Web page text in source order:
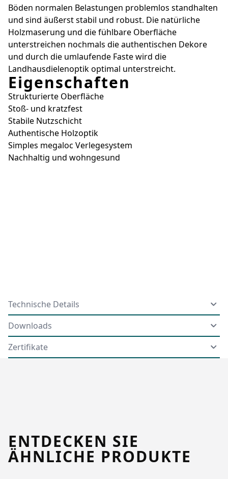
Böden normalen Belastungen problemlos standhalten
und sind äußerst stabil und robust. Die natürliche
Holzmaserung und die fühlbare Oberfläche
unterstreichen nochmals die authentischen Dekore
und durch die umlaufende Faste wird die
Landhausdielenoptik optimal unterstreicht.
Eigenschaften
Strukturierte Oberfläche
Stoß- und kratzfest
Stabile Nutzschicht
Authentische Holzoptik
Simples megaloc Verlegesystem
Nachhaltig und wohngesund
Technische Details
Downloads
Zertifikate
ENTDECKEN SIE
ÄHNLICHE PRODUKTE